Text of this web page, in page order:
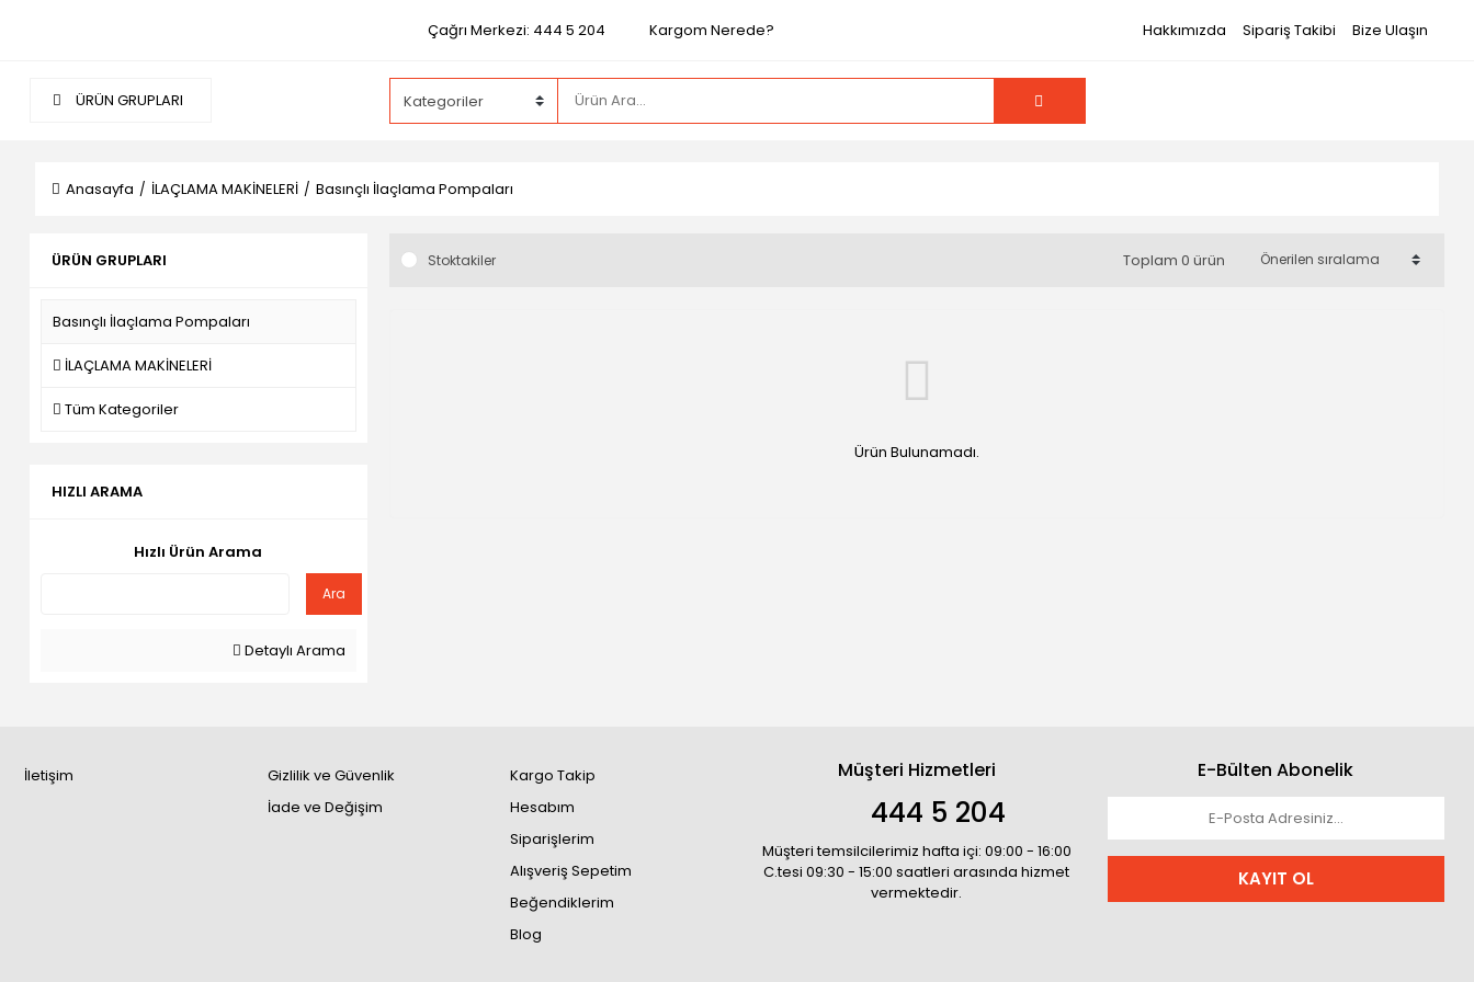
Çağrı Merkezi: 444 5 204 Kargom Nerede? Hakkımızda Sipariş Takibi Bize Ulaşın
ÜRÜN GRUPLARI
Anasayfa İLAÇLAMA MAKİNELERİ Basınçlı İlaçlama Pompaları
ÜRÜN GRUPLARI
Basınçlı İlaçlama Pompaları
İLAÇLAMA MAKİNELERİ
Tüm Kategoriler
HIZLI ARAMA
Hızlı Ürün Arama
Ara
Detaylı Arama
Stoktakiler Toplam 0 ürün
Ürün Bulunamadı.
İletişim
Gizlilik ve Güvenlik
İade ve Değişim
Kargo Takip
Hesabım
Siparişlerim
Alışveriş Sepetim
Beğendiklerim
Blog
Müşteri Hizmetleri
444 5 204
Müşteri temsilcilerimiz hafta içi: 09:00 - 16:00
C.tesi 09:30 - 15:00 saatleri arasında hizmet
vermektedir.
E-Bülten Abonelik
KAYIT OL